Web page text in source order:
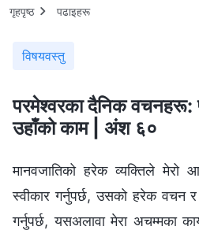
गृहपृष्ठ पढाइहरू
विषयवस्तु
परमेश्‍वरका दैनिक वचनहरू:
उहाँको काम | अंश ६०
मानवजातिको हरेक व्यक्तिले मेरो
स्वीकार गर्नुपर्छ, उसको हरेक वचन र
गर्नुपर्छ, यसअलावा मेरा अचम्मका